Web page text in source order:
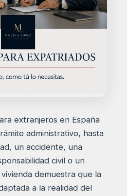
extranjeros en España
administrativo, hasta
un accidente, una
civil o un
demuestra que la
a la realidad del